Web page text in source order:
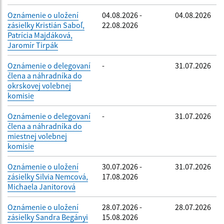
Oznámenie o uložení
zásielky Kristián Saboľ,
Patrícia Majdáková,
Jaromír Tirpák
04.08.2026 -
22.08.2026
04.08.2026
Oznámenie o delegovaní
člena a náhradníka do
okrskovej volebnej
komisie
- 31.07.2026
Oznámenie o delegovaní
člena a náhradníka do
miestnej volebnej
komisie
- 31.07.2026
Oznámenie o uložení
zásielky Silvia Nemcová,
Michaela Janitorová
30.07.2026 -
17.08.2026
31.07.2026
Oznámenie o uložení
zásielky Sandra Begányi
28.07.2026 -
15.08.2026
28.07.2026